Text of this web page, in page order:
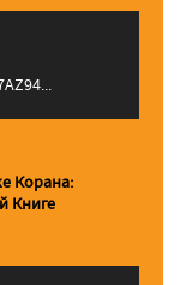
Корана:
Книге